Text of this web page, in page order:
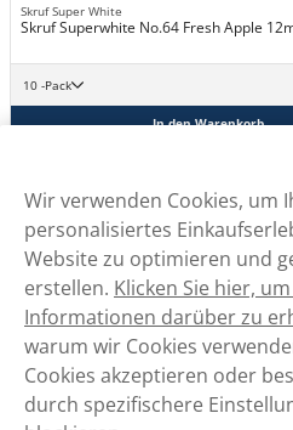
Skruf Super White
Skruf Superwhite No.64 Fresh Apple
10 -Pack
In den Warenkorb
Wir verwenden Cookies, um
personalisiertes
Website zu optimieren und
erstellen. Klicken Sie hier,
Informationen darüber zu
warum wir Cookies
Cookies akzeptieren oder
durch spezifischere